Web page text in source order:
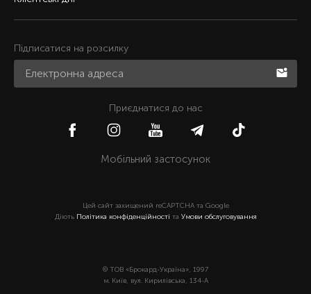
Підписатися на розсилку
Приєднатися до нас
Мобільний застосунок
Цей сайт захищений reCAPTCHA та Google
Діють Політика конфіденційності та Умови обслуговування
© ТОВ «Брокард-Україна», 1997
м. Київ, вул. Кирилівська, 134-А